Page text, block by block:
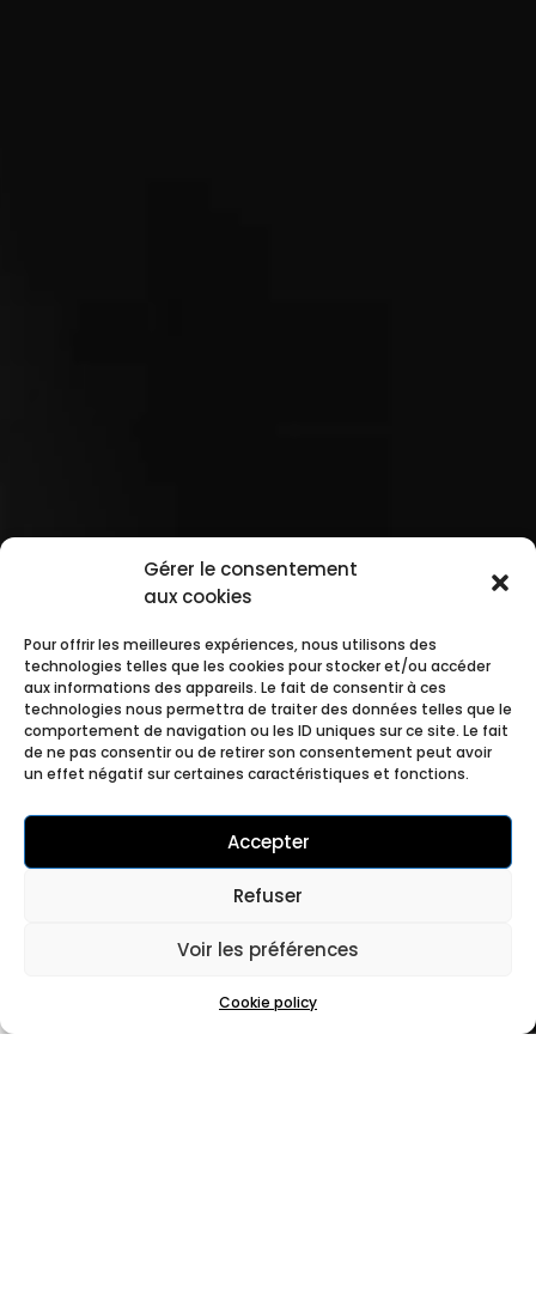
Gérer le consentement
aux cookies
Pour offrir les meilleures expériences, nous utilisons des
technologies telles que les cookies pour stocker et/ou accéder
aux informations des appareils. Le fait de consentir à ces
technologies nous permettra de traiter des données telles que le
comportement de navigation ou les ID uniques sur ce site. Le fait
de ne pas consentir ou de retirer son consentement peut avoir
un effet négatif sur certaines caractéristiques et fonctions.
Accepter
Refuser
Voir les préférences
Cookie policy
;